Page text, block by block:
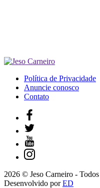
Política de Privacidade
Anuncie conosco
Contato
2026 © Jeso Carneiro -
Desenvolvido porED